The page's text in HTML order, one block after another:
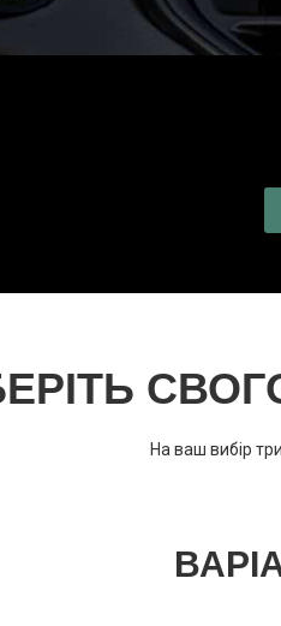
На ваш вибір